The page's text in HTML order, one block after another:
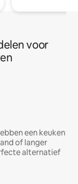
voor
een keuken
of langer
alternatief